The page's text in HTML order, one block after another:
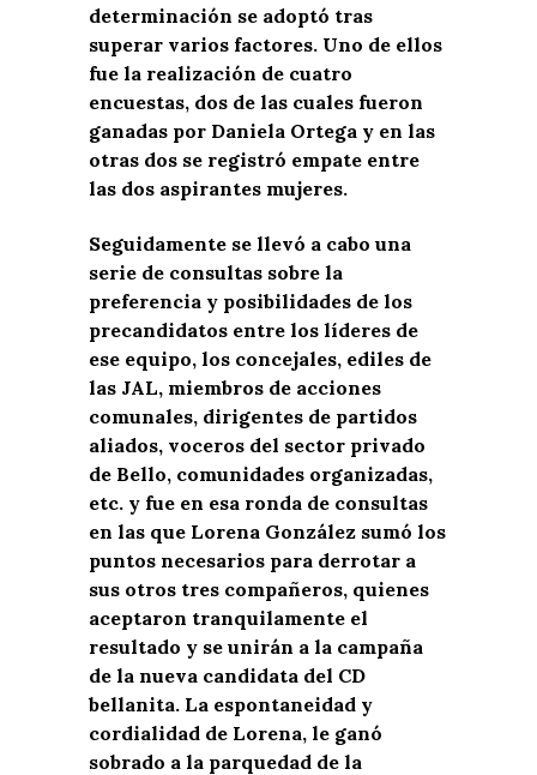
determinación se adoptó tras
superar varios factores. Uno de ellos
fue la realización de cuatro
encuestas, dos de las cuales fueron
ganadas por Daniela Ortega y en las
otras dos se registró empate entre
las dos aspirantes mujeres.
Seguidamente se llevó a cabo una
serie de consultas sobre la
preferencia y posibilidades de los
precandidatos entre los líderes de
ese equipo, los concejales, ediles de
las JAL, miembros de acciones
comunales, dirigentes de partidos
aliados, voceros del sector privado
de Bello, comunidades organizadas,
etc. y fue en esa ronda de consultas
en las que Lorena González sumó los
puntos necesarios para derrotar a
sus otros tres compañeros, quienes
aceptaron tranquilamente el
resultado y se unirán a la campaña
de la nueva candidata del CD
bellanita. La espontaneidad y
cordialidad de Lorena, le ganó
sobrado a la parquedad de la